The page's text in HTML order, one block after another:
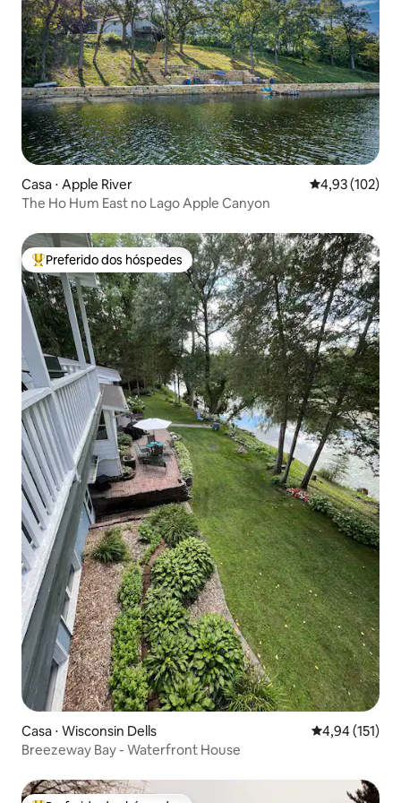
Casa ⋅ Apple River 4,93 de uma
4,93 (102)
The Ho Hum East no Lago Apple Canyon
Entre os melhores preferidos dos hóspedes
Preferido dos hóspedes
Casa ⋅ Wisconsin Dells 4,94 de uma
4,94 (151)
Breezeway Bay - Waterfront House